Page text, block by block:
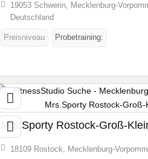
19053 Schwerin, Mecklenburg-
Deutschland
Preisniveau Probetraining:
Mrs.Sporty Rostock-Groß-
18109 Rostock, Mecklenburg-